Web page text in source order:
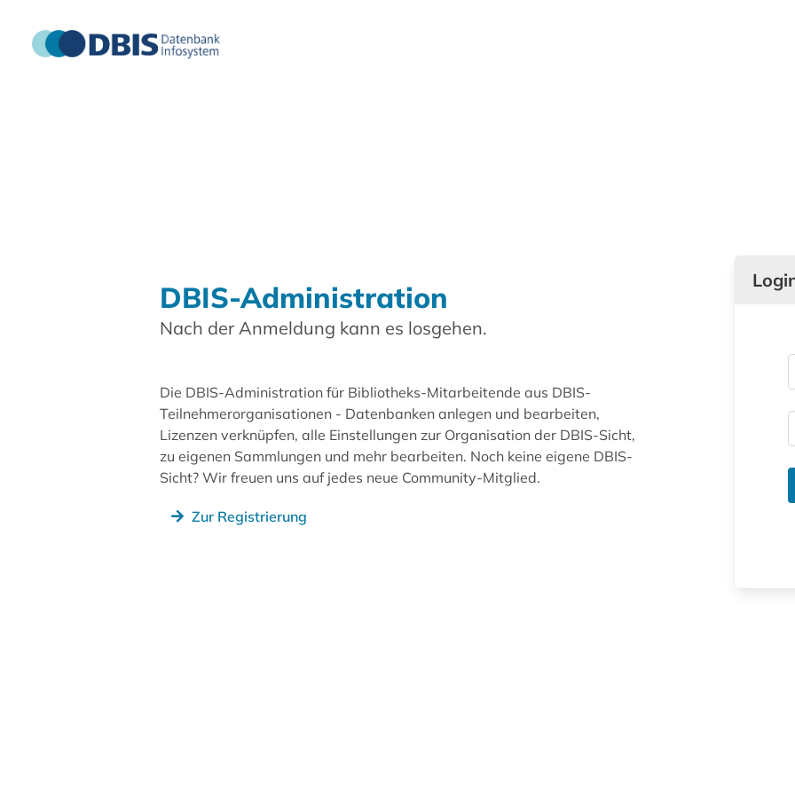
DBIS-Administration
Nach der Anmeldung kann es losgehen.
Die DBIS-Administration für Bibliotheks-Mitarbeitende aus DBIS-
Teilnehmerorganisationen - Datenbanken anlegen und bearbeiten,
Lizenzen verknüpfen, alle Einstellungen zur Organisation der DBIS-Sicht,
zu eigenen Sammlungen und mehr bearbeiten. Noch keine eigene DBIS-
Sicht? Wir freuen uns auf jedes neue Community-Mitglied.
Zur Registrierung